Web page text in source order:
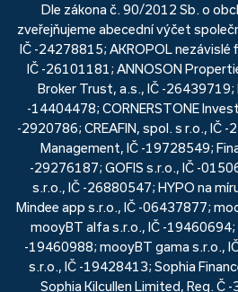
Dle zákona č. 90/2012 Sb. o
zveřejňujeme abecední výčet
IČ -24278815; AKROPOL nezávislé
IČ -26101181; ANNOSON
Broker Trust, a.s., IČ -26439719;
-14404478; CORNERSTONE
-2920786; CREAFIN, spol. s r.o., IČ
Management, IČ -19728549;
-29276187; GOFIS s.r.o., IČ -
s.r.o., IČ -26880547; HYPO na
Mindee app s.r.o., IČ -06437877;
mooyBT alfa s.r.o., IČ -
-19460988; mooyBT gama s.r.o.,
s.r.o., IČ -19428413; Sophia
Sophia Kilcullen Limited, Reg. Č